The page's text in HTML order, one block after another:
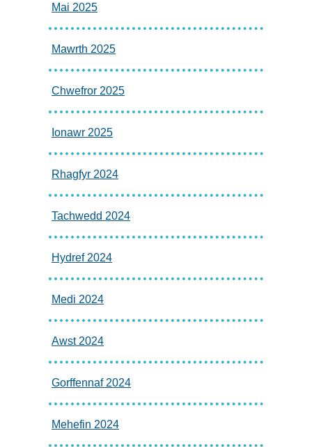
Mai 2025
Mawrth 2025
Chwefror 2025
Ionawr 2025
Rhagfyr 2024
Tachwedd 2024
Hydref 2024
Medi 2024
Awst 2024
Gorffennaf 2024
Mehefin 2024